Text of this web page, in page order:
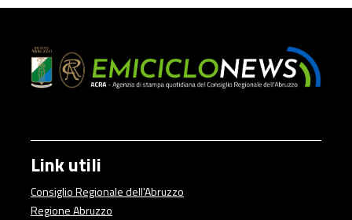
Link utili
Consiglio Regionale dell'Abruzzo
Regione Abruzzo